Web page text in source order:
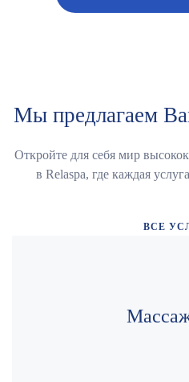
Мы предлагаем
Откройте для себя мир
в Relaspa, где каждая
ВСЕ